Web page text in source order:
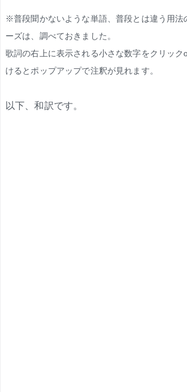
※普段聞かないような単語、普段とは違う用法
ーズは、調べておきました。
歌詞の右上に表示される小さな数字をクリッ
けるとポップアップで注釈が見れます。
以下、和訳です。